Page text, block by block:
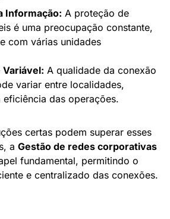
Informação: A proteção de
é uma preocupação constante,
com várias unidades
A qualidade da conexão
variar entre localidades,
eficiência das operações.
certas podem superar esses
a Gestão de redes corporativas
fundamental, permitindo o
e centralizado das conexões.